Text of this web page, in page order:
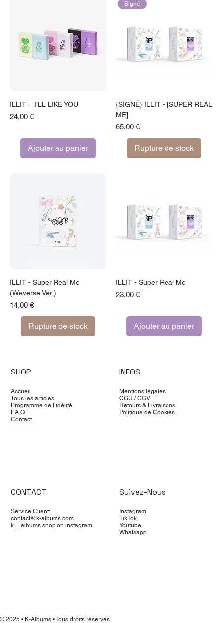
ILLIT – I’LL LIKE YOU
Prix
24,00 €
Ajouter au panier
Signé
{SIGNÉ} ILLIT - [SUPER REAL
ME]
Prix
65,00 €
Rupture de stock
ILLIT - Super Real Me
(Weverse Ver.)
Prix
14,00 €
Rupture de stock
ILLIT - Super Real Me
Prix
23,00 €
Ajouter au panier
SHOP
Accueil
Tous les articles
Programme de Fidélité
F.A.Q
Contact
INFOS
Mentions légales
CGU /CGV
Retours & Livraisons
Politique de Cookies
CONTACT
Service Client:
contact@k-albums.com
k__albums.shop on instagram
Suivez-Nous
Instagram
TikTok
Youtube
Whatsapp
© 2025 • K-Albums • Tous droits réservés